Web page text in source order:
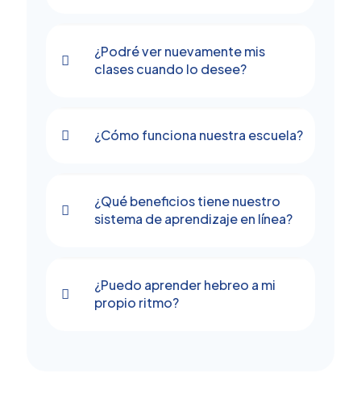
¿Podré ver nuevamente mis
clases cuando lo desee?
¿Cómo funciona nuestra escuela?
¿Qué beneficios tiene nuestro
sistema de aprendizaje en línea?
¿Puedo aprender hebreo a mi
propio ritmo?